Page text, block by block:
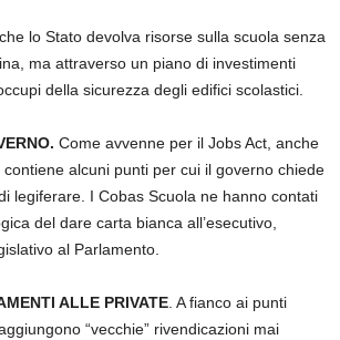
lo Stato devolva risorse sulla scuola senza
ma attraverso un piano di investimenti
della sicurezza degli edifici scolastici.
Come avvenne per il Jobs Act, anche
contiene alcuni punti per cui il governo chiede
legiferare. I Cobas Scuola ne hanno contati
del dare carta bianca all’esecutivo,
al Parlamento.
ALLE PRIVATE . A fianco ai punti
“vecchie” rivendicazioni mai